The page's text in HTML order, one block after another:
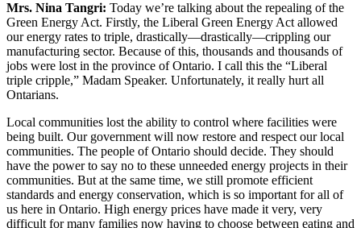
Mrs. Nina Tangri: Today we’re talking about the repealing of the
Green Energy Act. Firstly, the Liberal Green Energy Act allowed
our energy rates to triple, drastically—drastically—crippling our
manufacturing sector. Because of this, thousands and thousands of
jobs were lost in the province of Ontario. I call this the “Liberal
triple cripple,” Madam Speaker. Unfortunately, it really hurt all
Ontarians.
Local communities lost the ability to control where facilities were
being built. Our government will now restore and respect our local
communities. The people of Ontario should decide. They should
have the power to say no to these unneeded energy projects in their
communities. But at the same time, we still promote efficient
standards and energy conservation, which is so important for all of
us here in Ontario. High energy prices have made it very, very
difficult for many families now having to choose between eating and